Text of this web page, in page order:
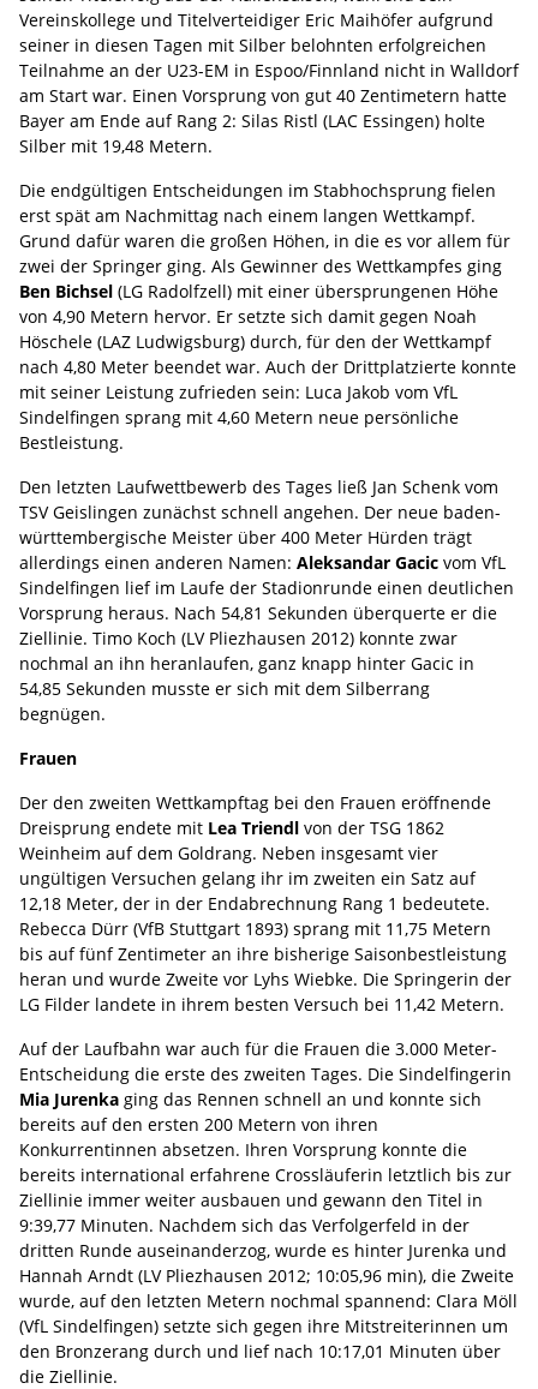
Vereinskollege und Titelverteidiger Eric Maihöfer aufgrund
seiner in diesen Tagen mit Silber belohnten erfolgreichen
Teilnahme an der U23-EM in Espoo/Finnland nicht in Walldorf
am Start war. Einen Vorsprung von gut 40 Zentimetern hatte
Bayer am Ende auf Rang 2: Silas Ristl (LAC Essingen) holte
Silber mit 19,48 Metern.
Die endgültigen Entscheidungen im Stabhochsprung fielen
erst spät am Nachmittag nach einem langen Wettkampf.
Grund dafür waren die großen Höhen, in die es vor allem für
zwei der Springer ging. Als Gewinner des Wettkampfes ging
Ben Bichsel (LG Radolfzell) mit einer übersprungenen Höhe
von 4,90 Metern hervor. Er setzte sich damit gegen Noah
Höschele (LAZ Ludwigsburg) durch, für den der Wettkampf
nach 4,80 Meter beendet war. Auch der Drittplatzierte konnte
mit seiner Leistung zufrieden sein: Luca Jakob vom VfL
Sindelfingen sprang mit 4,60 Metern neue persönliche
Bestleistung.
Den letzten Laufwettbewerb des Tages ließ Jan Schenk vom
TSV Geislingen zunächst schnell angehen. Der neue baden-
württembergische Meister über 400 Meter Hürden trägt
allerdings einen anderen Namen: Aleksandar Gacic vom VfL
Sindelfingen lief im Laufe der Stadionrunde einen deutlichen
Vorsprung heraus. Nach 54,81 Sekunden überquerte er die
Ziellinie. Timo Koch (LV Pliezhausen 2012) konnte zwar
nochmal an ihn heranlaufen, ganz knapp hinter Gacic in
54,85 Sekunden musste er sich mit dem Silberrang
begnügen.
Frauen
Der den zweiten Wettkampftag bei den Frauen eröffnende
Dreisprung endete mit Lea Triendl von der TSG 1862
Weinheim auf dem Goldrang. Neben insgesamt vier
ungültigen Versuchen gelang ihr im zweiten ein Satz auf
12,18 Meter, der in der Endabrechnung Rang 1 bedeutete.
Rebecca Dürr (VfB Stuttgart 1893) sprang mit 11,75 Metern
bis auf fünf Zentimeter an ihre bisherige Saisonbestleistung
heran und wurde Zweite vor Lyhs Wiebke. Die Springerin der
LG Filder landete in ihrem besten Versuch bei 11,42 Metern.
Auf der Laufbahn war auch für die Frauen die 3.000 Meter-
Entscheidung die erste des zweiten Tages. Die Sindelfingerin
Mia Jurenka ging das Rennen schnell an und konnte sich
bereits auf den ersten 200 Metern von ihren
Konkurrentinnen absetzen. Ihren Vorsprung konnte die
bereits international erfahrene Crossläuferin letztlich bis zur
Ziellinie immer weiter ausbauen und gewann den Titel in
9:39,77 Minuten. Nachdem sich das Verfolgerfeld in der
dritten Runde auseinanderzog, wurde es hinter Jurenka und
Hannah Arndt (LV Pliezhausen 2012; 10:05,96 min), die Zweite
wurde, auf den letzten Metern nochmal spannend: Clara Möll
(VfL Sindelfingen) setzte sich gegen ihre Mitstreiterinnen um
den Bronzerang durch und lief nach 10:17,01 Minuten über
die Ziellinie.